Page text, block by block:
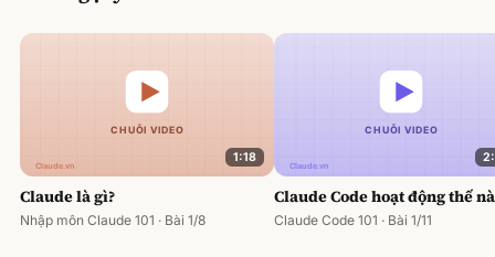
1:18
Claude là gì?
Nhập môn Claude 101 · Bài 1/8
Claude Code hoạt động thế
Claude Code 101 · Bài 1/11